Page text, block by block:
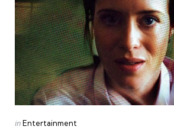
Categories
Posted
inEntertainment